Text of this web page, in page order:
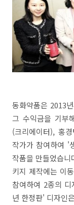
동화약품은 2013
그 수익금을 기부
(크리에이터), 홍
작가가 참여하여 '
작품을 만들었습
키지 제작에는 이
참여하여 2종의
년 한정판' 디자인